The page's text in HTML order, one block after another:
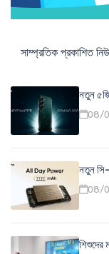
সাম্প্রতিক প্রকাশিত
নতুন
08/
নতুন সি-
08/
শিশুদের